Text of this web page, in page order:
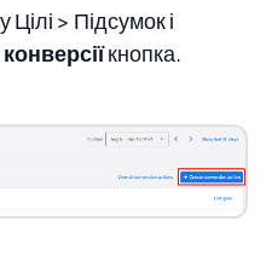
> Підсумок і
кнопка.